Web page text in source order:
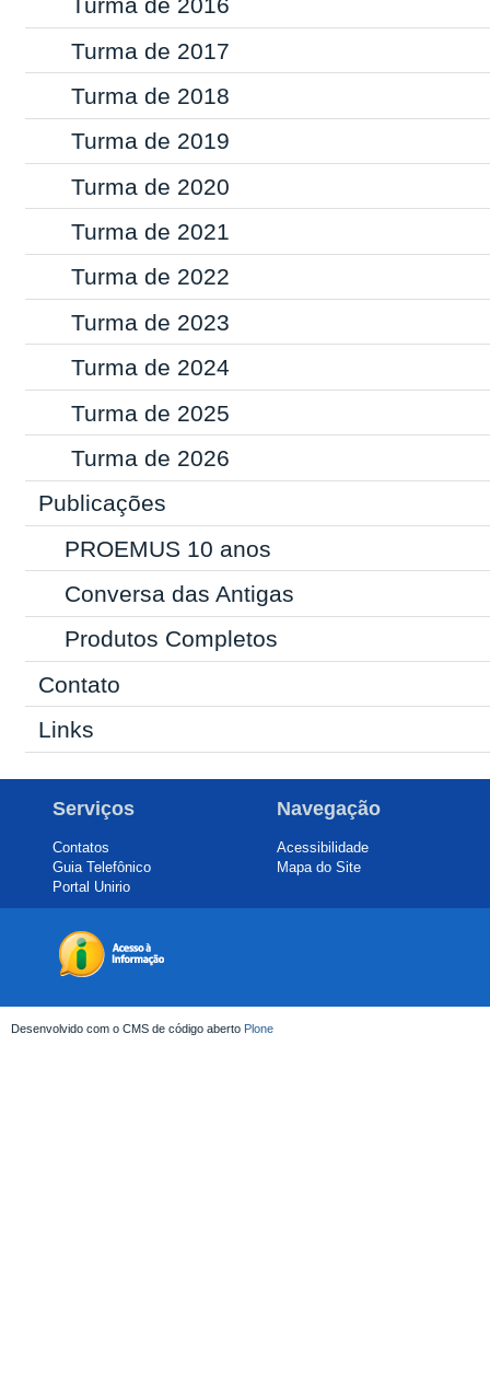
Turma de 2016
Turma de 2017
Turma de 2018
Turma de 2019
Turma de 2020
Turma de 2021
Turma de 2022
Turma de 2023
Turma de 2024
Turma de 2025
Turma de 2026
Publicações
PROEMUS 10 anos
Conversa das Antigas
Produtos Completos
Contato
Links
Serviços
Contatos
Guia Telefônico
Portal Unirio
Navegação
Acessibilidade
Mapa do Site
Desenvolvido com o CMS de código aberto Plone